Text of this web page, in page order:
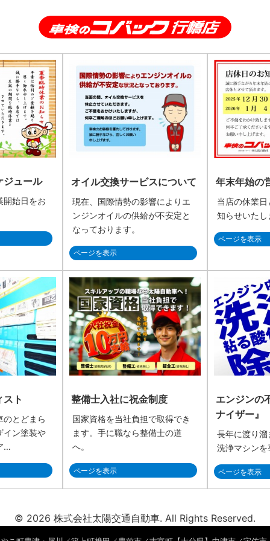
ジュール
開始日をお
オイル交換サービスについて
現在、国際情勢の影響によりエ
ンジンオイルの供給が不安定と
なっております。
ページを表示
年末年始の
当店の休業
知らせいたし
ページを表示
ト
のとどまら
イン塗装や
…
整備士入社に祝金制度
国家資格を当社負担で取得でき
ます。手に職なら整備士の道
へ。
ページを表示
エンジンの
ナイザー』
長年に渡り
洗浄マシンを
ページを表示
© 2026 株式会社太陽交通自動車. All Rights Reserved.